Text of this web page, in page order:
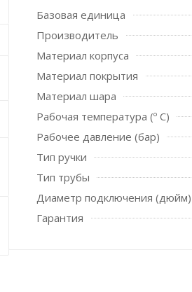
Базовая единица
Производитель
Материал корпуса
Материал покрытия
Материал шара
Рабочая температура (º С)
Рабочее давление (бар)
Тип ручки
Тип трубы
Диаметр подключения (дюйм)
Гарантия